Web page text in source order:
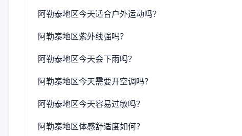
阿勒泰地区今天适合户外运动吗？
阿勒泰地区紫外线强吗？
阿勒泰地区今天会下雨吗？
阿勒泰地区今天需要开空调吗？
阿勒泰地区今天容易过敏吗？
阿勒泰地区体感舒适度如何？